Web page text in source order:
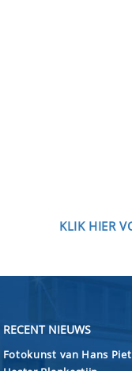
KLIK HIER
RECENT NIEUWS
Fotokunst van Hans